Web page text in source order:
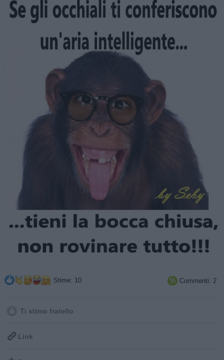
Stime: 10  Commenti: 2
Ti stimo fratello
 Link